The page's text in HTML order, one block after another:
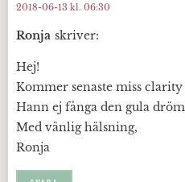
Ronja skriver:
2018-06-13 kl. 06:30
Hej!
Kommer senaste miss
Hann ej fånga den gula
Med vänlig hälsning,
Ronja